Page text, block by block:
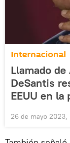
Internacional
Llamado
DeSantis
EEUU en
26 de mayo 2023,